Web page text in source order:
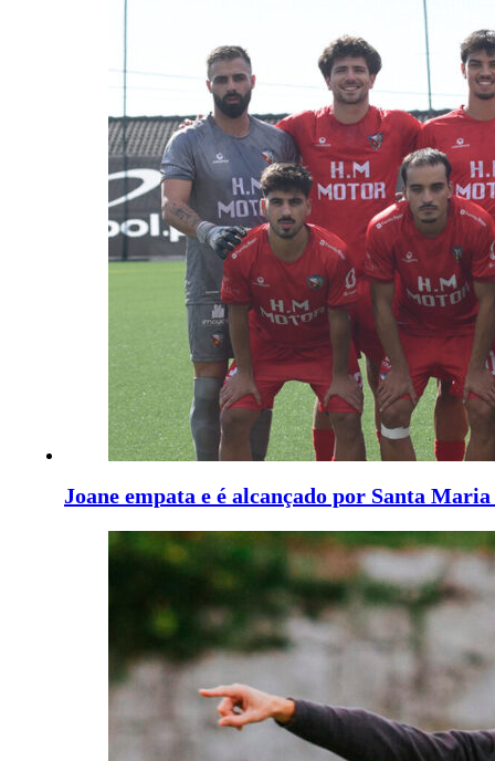
Joane empata e é alcançado por Santa Maria